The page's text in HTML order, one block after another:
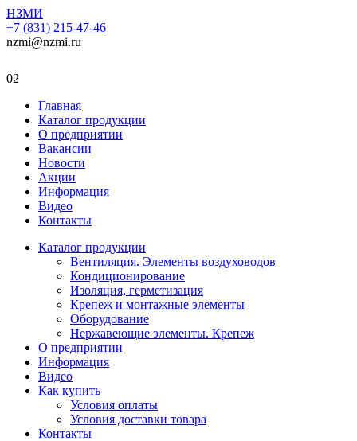
НЗМИ
+7 (831) 215-47-46
nzmi@nzmi.ru
02
Главная
Каталог продукции
О предприятии
Вакансии
Новости
Акции
Информация
Видео
Контакты
Каталог продукции
Вентиляция. Элементы воздуховодов
Кондиционирование
Изоляция, герметизация
Крепеж и монтажные элементы
Оборудование
Нержавеющие элементы. Крепеж
О предприятии
Информация
Видео
Как купить
Условия оплаты
Условия доставки товара
Контакты